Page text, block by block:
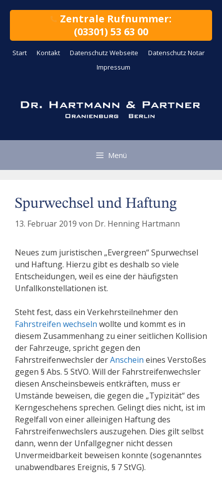
Zentrale Rufnummer:
(03301) 53 63 00
Start Kontakt Datenschutz Webseite
Datenschutz Notar
Impressum
Menü
Spurwechsel und Haftung
13. Februar 2019 von Dr. Henning Hartmann
Neues zum juristischen „Evergreen“ Spurwechsel
und Haftung. Hierzu gibt es deshalb so viele
Entscheidungen, weil es eine der häufigsten
Unfallkonstellationen ist.
Steht fest, dass ein Verkehrsteilnehmer den
Fahrstreifen wechseln wollte und kommt es in
diesem Zusammenhang zu einer seitlichen Kollision
der Fahrzeuge, spricht gegen den
Fahrstreifenwechsler derAnschein eines Verstoßes
gegen § Abs. 5 StVO. Will der Fahrstreifenwechsler
diesen Anscheinsbeweis entkräften, muss er
Umstände beweisen, die gegen die „Typizität“ des
Kerngeschehens sprechen. Gelingt dies nicht, ist im
Regelfall von einer alleinigen Haftung des
Fahrstreifenwechslers auszugehen. Dies gilt selbst
dann, wenn der Unfallgegner nicht dessen
Unvermeidbarkeit beweisen konnte (sogenanntes
unabwendbares Ereignis, § 7 StVG).